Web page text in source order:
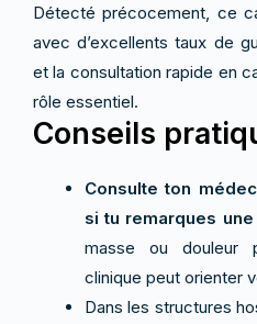
Détecté précocement, ce
avec d’excellents taux de
et la consultation rapide en
rôle essentiel.
Conseils
Consulte ton
si tu remarques
masse ou douleur
clinique peut orienter
Dans les structures